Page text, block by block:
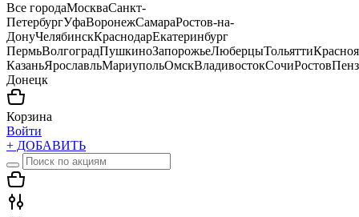
Все городаМоскваСанкт-
ПетербургУфаВоронежСамараРостов-на-
ДонуЧелябинскКраснодарЕкатеринбург
ПермьВолгоградПушкиноЗапорожьеЛюберцыТольятти
КазаньЯрославльМариупольОмскВладивостокСочиРостов
Донецк
Корзина
Войти
+ ДОБАВИТЬ